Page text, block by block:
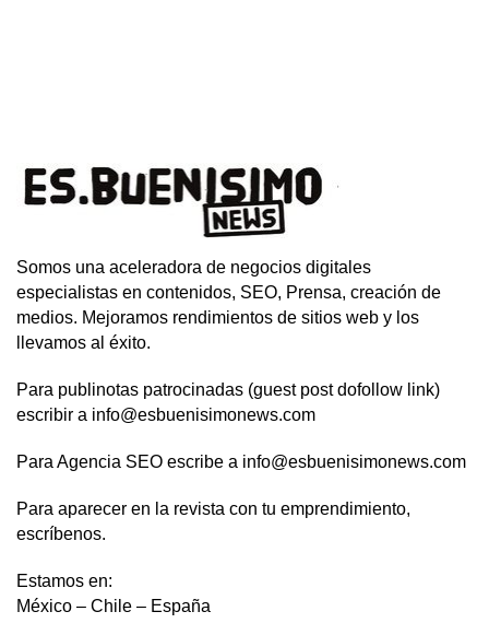
Somos una aceleradora de negocios digitales
especialistas en contenidos, SEO, Prensa, creación de
medios. Mejoramos rendimientos de sitios web y los
llevamos al éxito.
Para publinotas patrocinadas (guest post dofollow link)
escribir a info@esbuenisimonews.com
Para Agencia SEO escribe a info@esbuenisimonews.com
Para aparecer en la revista con tu emprendimiento,
escríbenos.
Estamos en:
México – Chile – España